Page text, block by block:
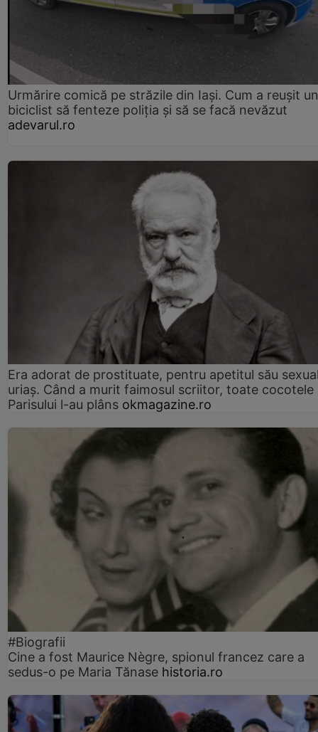
Urmărire comică pe străzile din Iași. Cum a reușit un
biciclist să fenteze poliția și să se facă nevăzut
adevarul.ro
Era adorat de prostituate, pentru apetitul său
uriaș. Când a murit faimosul scriitor, toate cocotele
Parisului l-au plâns okmagazine.ro
#Biografii
Cine a fost Maurice Nègre, spionul francez care a
sedus-o pe Maria Tănase historia.ro